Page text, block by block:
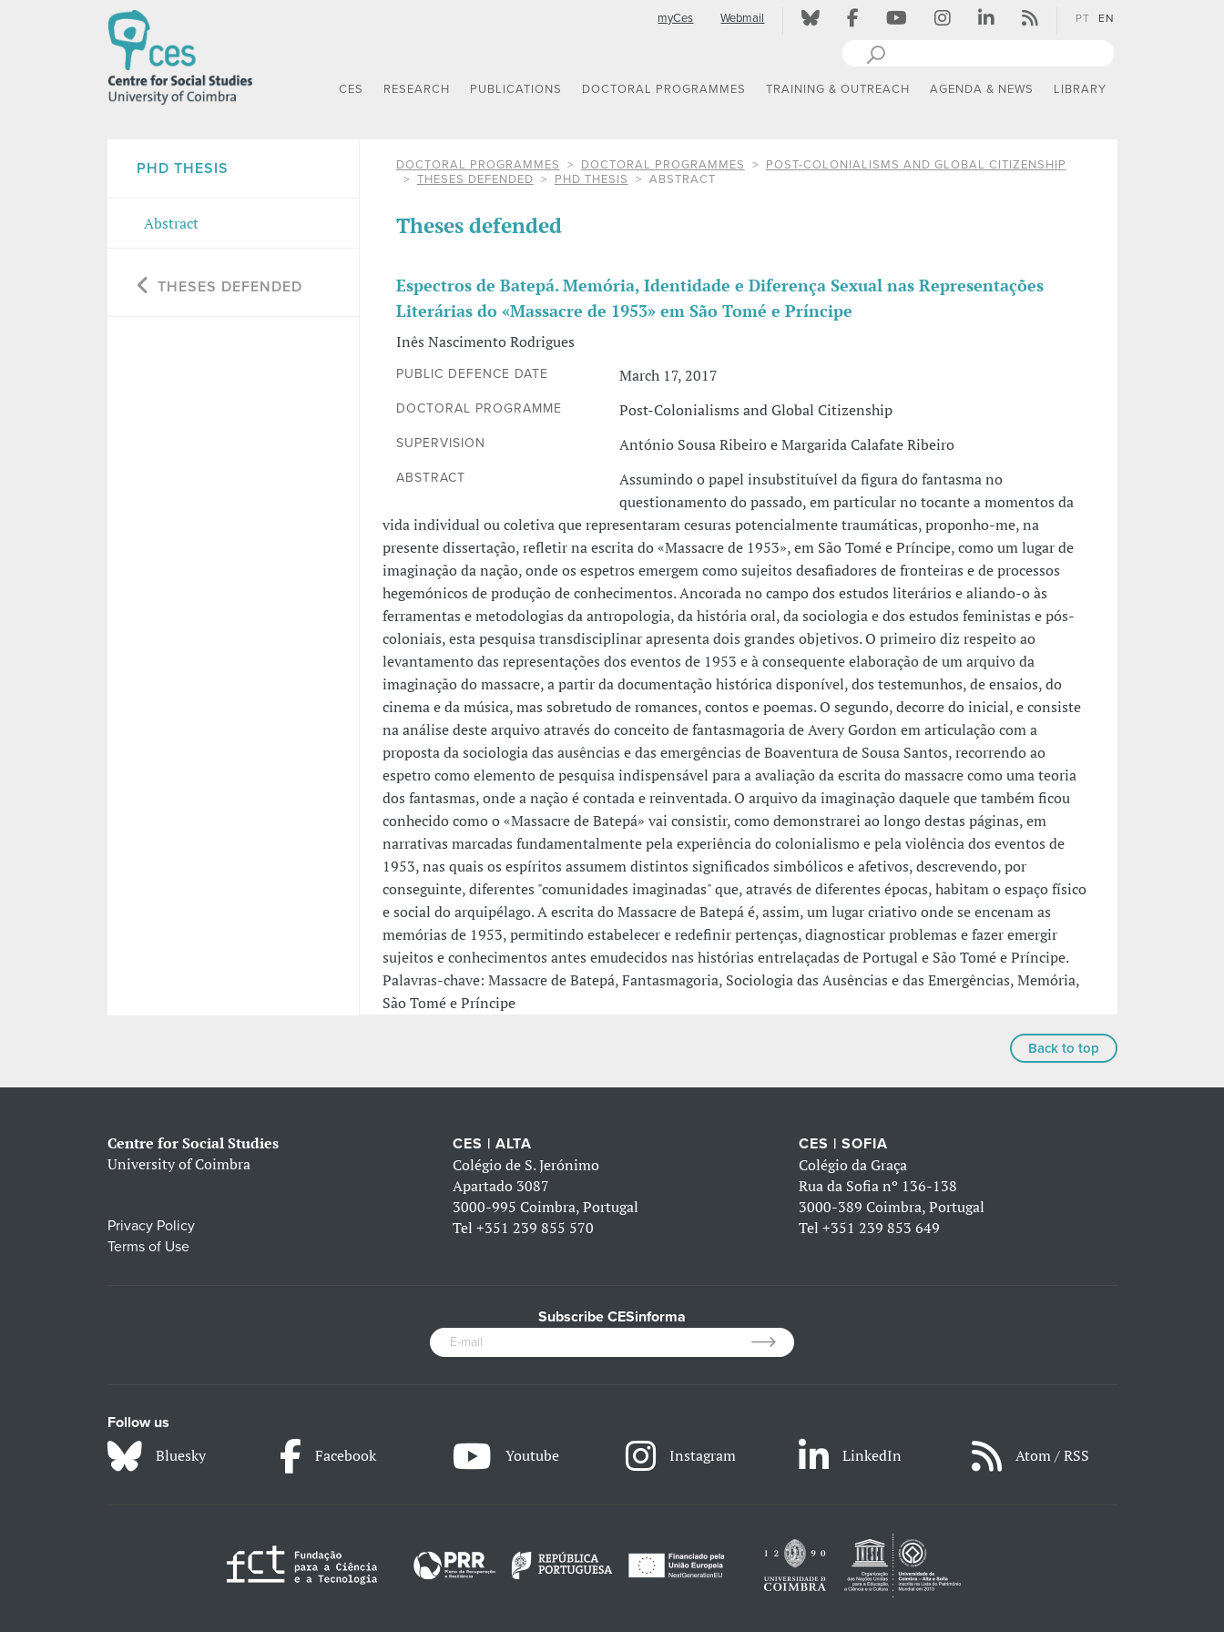
myCes Webmail PT EN
CES RESEARCH PUBLICATIONS DOCTORAL PROGRAMMES TRAINING & OUTREACH AGENDA & NEWS LIBRARY
PHD THESIS
Abstract
THESES DEFENDED
DOCTORAL PROGRAMMES DOCTORAL PROGRAMMES
POST-COLONIALISMS AND GLOBAL CITIZENSHIP
THESES DEFENDED
PHD THESIS ABSTRACT
Theses defended
Espectros de Batepá. Memória, Identidade e Diferença Sexual nas Representações
Literárias do «Massacre de 1953» em São Tomé e Príncipe
Inês Nascimento Rodrigues
PUBLIC DEFENCE DATE March 17, 2017
DOCTORAL PROGRAMME Post-Colonialisms and Global Citizenship
SUPERVISION António Sousa Ribeiro e Margarida Calafate Ribeiro
ABSTRACT
Assumindo o papel insubstituível da figura do fantasma no
questionamento do passado, em particular no tocante a momentos da
vida individual ou coletiva que representaram cesuras potencialmente traumáticas, proponho-me, na
presente dissertação, refletir na escrita do «Massacre de 1953», em São Tomé e Príncipe, como um lugar de
imaginação da nação, onde os espetros emergem como sujeitos desafiadores de fronteiras e de processos
hegemónicos de produção de conhecimentos. Ancorada no campo dos estudos literários e aliando-o às
ferramentas e metodologias da antropologia, da história oral, da sociologia e dos estudos feministas e pós-
coloniais, esta pesquisa transdisciplinar apresenta dois grandes objetivos. O primeiro diz respeito ao
levantamento das representações dos eventos de 1953 e à consequente elaboração de um arquivo da
imaginação do massacre, a partir da documentação histórica disponível, dos testemunhos, de ensaios, do
cinema e da música, mas sobretudo de romances, contos e poemas. O segundo, decorre do inicial, e consiste
na análise deste arquivo através do conceito de fantasmagoria de Avery Gordon em articulação com a
proposta da sociologia das ausências e das emergências de Boaventura de Sousa Santos, recorrendo ao
espetro como elemento de pesquisa indispensável para a avaliação da escrita do massacre como uma teoria
dos fantasmas, onde a nação é contada e reinventada. O arquivo da imaginação daquele que também ficou
conhecido como o «Massacre de Batepá» vai consistir, como demonstrarei ao longo destas páginas, em
narrativas marcadas fundamentalmente pela experiência do colonialismo e pela violência dos eventos de
1953, nas quais os espíritos assumem distintos significados simbólicos e afetivos, descrevendo, por
conseguinte, diferentes "comunidades imaginadas" que, através de diferentes épocas, habitam o espaço físico
e social do arquipélago. A escrita do Massacre de Batepá é, assim, um lugar criativo onde se encenam as
memórias de 1953, permitindo estabelecer e redefinir pertenças, diagnosticar problemas e fazer emergir
sujeitos e conhecimentos antes emudecidos nas histórias entrelaçadas de Portugal e São Tomé e Príncipe.
Palavras-chave: Massacre de Batepá, Fantasmagoria, Sociologia das Ausências e das Emergências, Memória,
São Tomé e Príncipe
Back to top
Centre for Social Studies
University of Coimbra
Privacy Policy
Terms of Use
CES | ALTA
Colégio de S. Jerónimo
Apartado 3087
3000-995 Coimbra, Portugal
Tel+351 239 855 570
CES | SOFIA
Colégio da Graça
Rua da Sofia nº 136-138
3000-389 Coimbra, Portugal
Tel +351 239 853 649
Subscribe CESinforma
Follow us
Bluesky Facebook Youtube Instagram LinkedIn Atom / RSS